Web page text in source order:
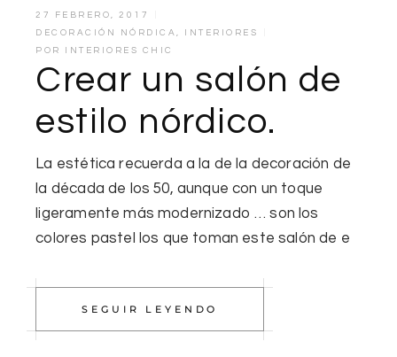
27 FEBRERO, 2017
DECORACIÓN NÓRDICA,
INTERIORES
POR
INTERIORES CHIC
Crear un salón de
estilo nórdico.
La estética recuerda a la de la decoración de
la década de los 50, aunque con un toque
ligeramente más modernizado … son los
colores pastel los que toman este salón de e
SEGUIR LEYENDO